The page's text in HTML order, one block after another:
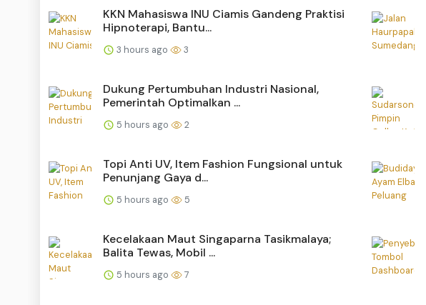
KKN Mahasiswa INU Ciamis Gandeng Praktisi
Hipnoterapi, Bantu...
3 hours ago 3
Dukung Pertumbuhan Industri Nasional,
Pemerintah Optimalkan ...
5 hours ago 2
Topi Anti UV, Item Fashion Fungsional untuk
Penunjang Gaya d...
5 hours ago 5
Kecelakaan Maut Singaparna Tasikmalaya;
Balita Tewas, Mobil ...
5 hours ago 7